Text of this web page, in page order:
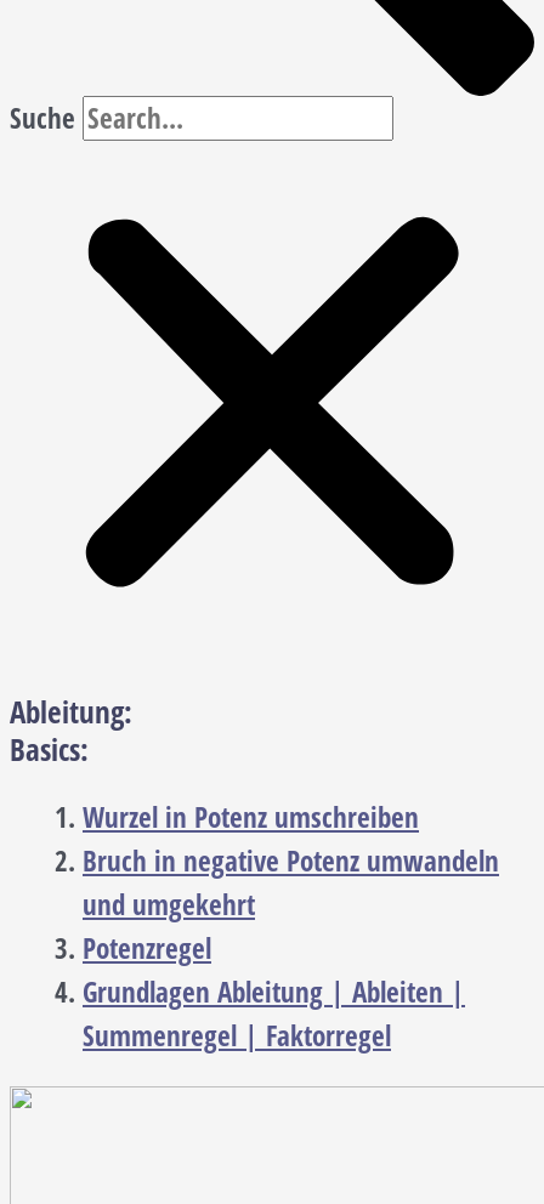
Suche
Ableitung:
Basics:
Wurzel in Potenz umschreiben
Bruch in negative Potenz umwandeln
und umgekehrt
Potenzregel
Grundlagen Ableitung | Ableiten |
Summenregel | Faktorregel